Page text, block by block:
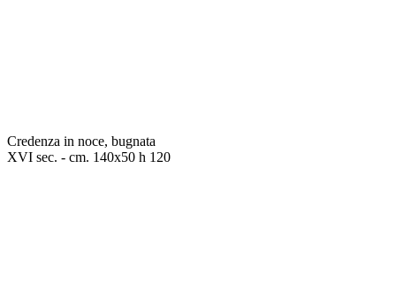
Credenza in noce, bugnata
XVI sec. - cm. 140x50 h 120